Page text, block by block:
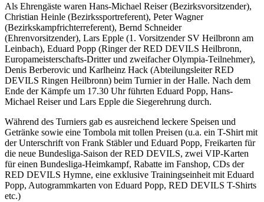
Als Ehrengäste waren Hans-Michael Reiser (Bezirksvorsitzender),
Christian Heinle (Bezirkssportreferent), Peter Wagner
(Bezirkskampfrichterreferent), Bernd Schneider
(Ehrenvorsitzender), Lars Epple (1. Vorsitzender SV Heilbronn am
Leinbach), Eduard Popp (Ringer der RED DEVILS Heilbronn,
Europameisterschafts-Dritter und zweifacher Olympia-Teilnehmer),
Denis Berberovic und Karlheinz Hack (Abteilungsleiter RED
DEVILS Ringen Heilbronn) beim Turnier in der Halle. Nach dem
Ende der Kämpfe um 17.30 Uhr führten Eduard Popp, Hans-
Michael Reiser und Lars Epple die Siegerehrung durch.
Während des Turniers gab es ausreichend leckere Speisen und
Getränke sowie eine Tombola mit tollen Preisen (u.a. ein T-Shirt mit
der Unterschrift von Frank Stäbler und Eduard Popp, Freikarten für
die neue Bundesliga-Saison der RED DEVILS, zwei VIP-Karten
für einen Bundesliga-Heimkampf, Rabatte im Fanshop, CDs der
RED DEVILS Hymne, eine exklusive Trainingseinheit mit Eduard
Popp, Autogrammkarten von Eduard Popp, RED DEVILS T-Shirts
etc.)